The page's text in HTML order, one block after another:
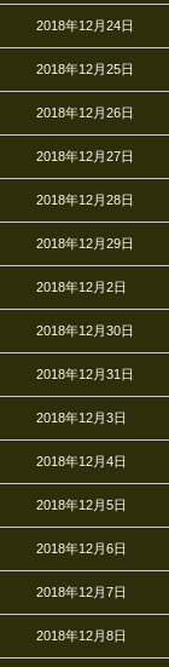
2018年12月24日
2018年12月25日
2018年12月26日
2018年12月27日
2018年12月28日
2018年12月29日
2018年12月2日
2018年12月30日
2018年12月31日
2018年12月3日
2018年12月4日
2018年12月5日
2018年12月6日
2018年12月7日
2018年12月8日